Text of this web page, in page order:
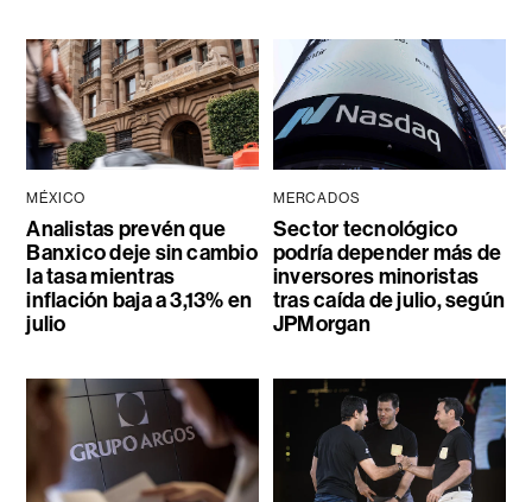
MÉXICO
Analistas prevén que
Banxico deje sin cambio
la tasa mientras
inflación baja a 3,13% en
julio
MERCADOS
Sector tecnológico
podría depender más de
inversores minoristas
tras caída de julio, según
JPMorgan